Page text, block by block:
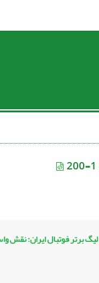
برتر فوتبال ‏ایران: